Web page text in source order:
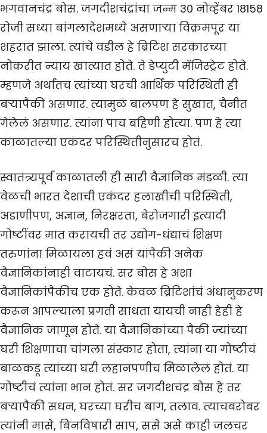
भगवानचंद्र बोस. जगदीशचंद्रांचा जन्म 30 नोव्हेंबर 18158
रोजी सध्या बांगलादेशमध्ये असणाऱ्या विक्रमपूर या
शहरात झाला. त्यांचे वडील हे ब्रिटिश सरकारच्या
नोकरीत न्याय खात्यात होते. ते डेप्युटी मॅजिस्ट्रेट होते.
म्हणजे अर्थातच त्यांच्या घरची आर्थिक परिस्थिती ही
बऱ्यापैकी असणार. त्यामुळं बालपण हे सुखात, चैनीत
गेलेलं असणार. त्यांना पाच बहिणी होत्या. पण हे त्या
काळातल्या एकंदर परिस्थितीनुसारच होतं.
स्वातंत्र्यपूर्व काळातली ही सारी वैज्ञानिक मंडळी. त्या
वेळची भारत देशाची एकंदर हलाखीची परिस्थिती,
अडाणीपण, अज्ञान, निरक्षरता, बेरोजगारी इत्यादी
गोष्टींवर मात करायची तर उद्योग-धंद्याचं शिक्षण
तरुणांना मिळायला हवं असं यांपैकी अनेक
वैज्ञानिकांनाही वाटायचं. सर बोस हे अशा
वैज्ञानिकांपैकीच एक होते. केवळ ब्रिटिशांचं अंधानुकरण
करून आपल्याला प्रगती साधता यायची नाही हेही हे
वैज्ञानिक जाणून होते. या वैज्ञानिकांच्या पैकी ज्यांच्या
घरी शिक्षणाचा चांगला संस्कार होता, त्यांना या गोष्टीचं
बाळकडू त्यांच्या घरी लहानपणीच मिळालेलं होतं. या
गोष्टीचं त्यांना भान होतं. सर जगदीशचंद्र बोस हे तर
बऱ्यापैकी सधन, घरच्या घरीच बाग, तलाव. त्याचबरोबर
त्यांनी मासे, बिनविषारी साप, ससे असे काही जलचर